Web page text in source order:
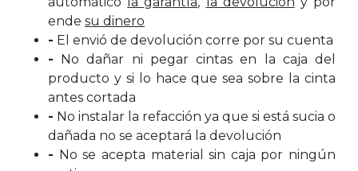
ende su dinero
- El envió de devolución corre por su cuenta
- No dañar ni pegar cintas en la caja del
producto y si lo hace que sea sobre la cinta
antes cortada
- No instalar la refacción ya que si está sucia o
dañada no se aceptará la devolución
- No se acepta material sin caja por ningún